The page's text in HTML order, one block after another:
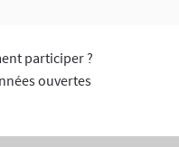
participer ?
ouvertes